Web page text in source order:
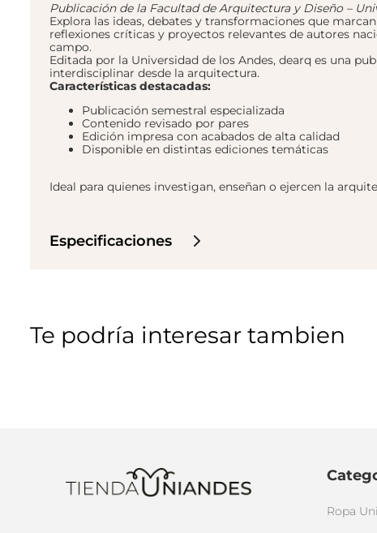
Publicación de la Facultad de Arquitectura y Diseño –
Explora las ideas, debates y transformaciones que
reflexiones críticas y proyectos relevantes de autores
campo.
Editada por la Universidad de los Andes, dearq es una
interdisciplinar desde la arquitectura.
Características destacadas:
Publicación semestral especializada
Contenido revisado por pares
Edición impresa con acabados de alta calidad
Disponible en distintas ediciones temáticas
Ideal para quienes investigan, enseñan o ejercen la
Especificaciones
Te podría interesar tambien
Ropa